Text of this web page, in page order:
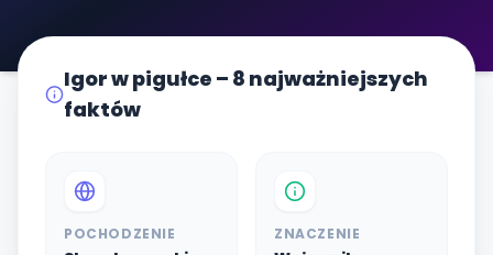
Igor w pigułce – 8 najważniejszych
faktów
POCHODZENIE ZNACZENIE